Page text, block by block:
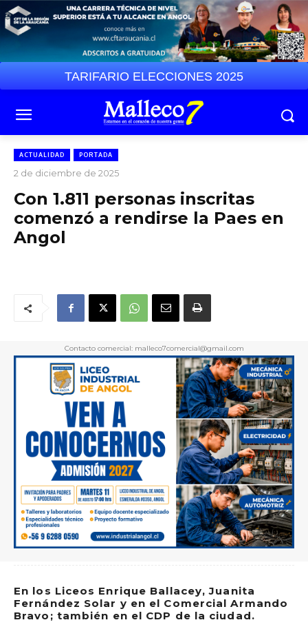
TARIFARIO ELECCIONES 2025
ACTUALIDAD PORTADA
2 de diciembre de 2025
Con 1.811 personas inscritas
comenzó a rendirse la Paes en
Angol
Contacto comercial: malleco7comercial@gmail.com
En los Liceos Enrique Ballacey, Juanita
Fernández Solar y en el Comercial Armando
Bravo; también en el CDP de la ciudad.